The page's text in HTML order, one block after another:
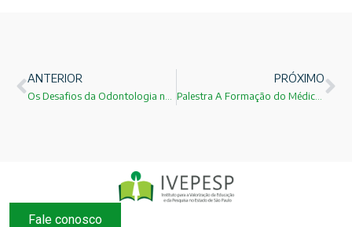
ANTERIOR PRÓXIMO
Palestra A Formação do Médico no Brasil ministrada pelo Prof.Dr.Joaquim Edson Vieira da Faculdade de Medicina da USP!
Fale conosco